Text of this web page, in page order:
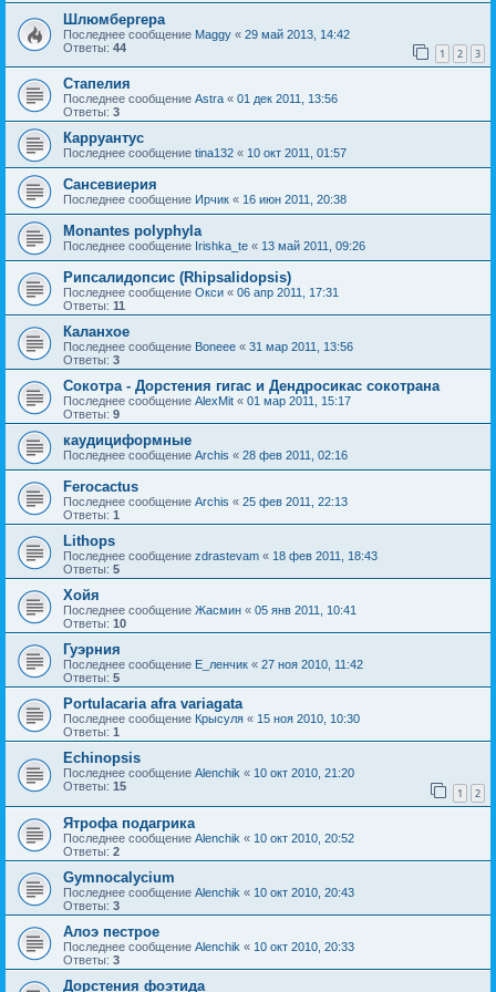
Шлюмбергера
Последнее сообщение Maggy « 29 май 2013, 14:42
Ответы: 44 1 2 3
Стапелия
Последнее сообщение Astra « 01 дек 2011, 13:56
Ответы: 3
Карруантус
Последнее сообщение tina132 « 10 окт 2011, 01:57
Сансевиерия
Последнее сообщение Ирчик « 16 июн 2011, 20:38
Monantes polyphyla
Последнее сообщение Irishka_te « 13 май 2011, 09:26
Рипсалидопсис (Rhipsalidopsis)
Последнее сообщение Окси « 06 апр 2011, 17:31
Ответы: 11
Каланхое
Последнее сообщение Boneee « 31 мар 2011, 13:56
Ответы: 3
Сокотра - Дорстения гигас и Дендросикас сокотрана
Последнее сообщение AlexMit « 01 мар 2011, 15:17
Ответы: 9
каудициформные
Последнее сообщение Archis « 28 фев 2011, 02:16
Ferocactus
Последнее сообщение Archis « 25 фев 2011, 22:13
Ответы: 1
Lithops
Последнее сообщение zdrastevam « 18 фев 2011, 18:43
Ответы: 5
Хойя
Последнее сообщение Жасмин « 05 янв 2011, 10:41
Ответы: 10
Гуэрния
Последнее сообщение Е_ленчик « 27 ноя 2010, 11:42
Ответы: 5
Portulacaria afra variagata
Последнее сообщение Крысуля « 15 ноя 2010, 10:30
Ответы: 1
Echinopsis
Последнее сообщение Alenchik « 10 окт 2010, 21:20
Ответы: 15 1 2
Ятрофа подагрика
Последнее сообщение Alenchik « 10 окт 2010, 20:52
Ответы: 2
Gymnocalycium
Последнее сообщение Alenchik « 10 окт 2010, 20:43
Ответы: 3
Алоэ пестрое
Последнее сообщение Alenchik « 10 окт 2010, 20:33
Ответы: 3
Дорстения фоэтида